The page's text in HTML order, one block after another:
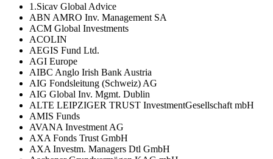
1.Sicav Global Advice
ABN AMRO Inv. Management SA
ACM Global Investments
ACOLIN
AEGIS Fund Ltd.
AGI Europe
AIBC Anglo Irish Bank Austria
AIG Fondsleitung (Schweiz) AG
AIG Global Inv. Mgmt. Dublin
ALTE LEIPZIGER TRUST InvestmentGesellschaft mbH
AMIS Funds
AVANA Investment AG
AXA Fonds Trust GmbH
AXA Investm. Managers Dtl GmbH